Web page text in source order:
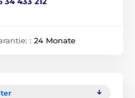
: 24 Monate